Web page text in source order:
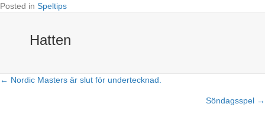
Posted in Speltips
Hatten
Posts
← Nordic Masters är slut för undertecknad.
Söndagsspel →